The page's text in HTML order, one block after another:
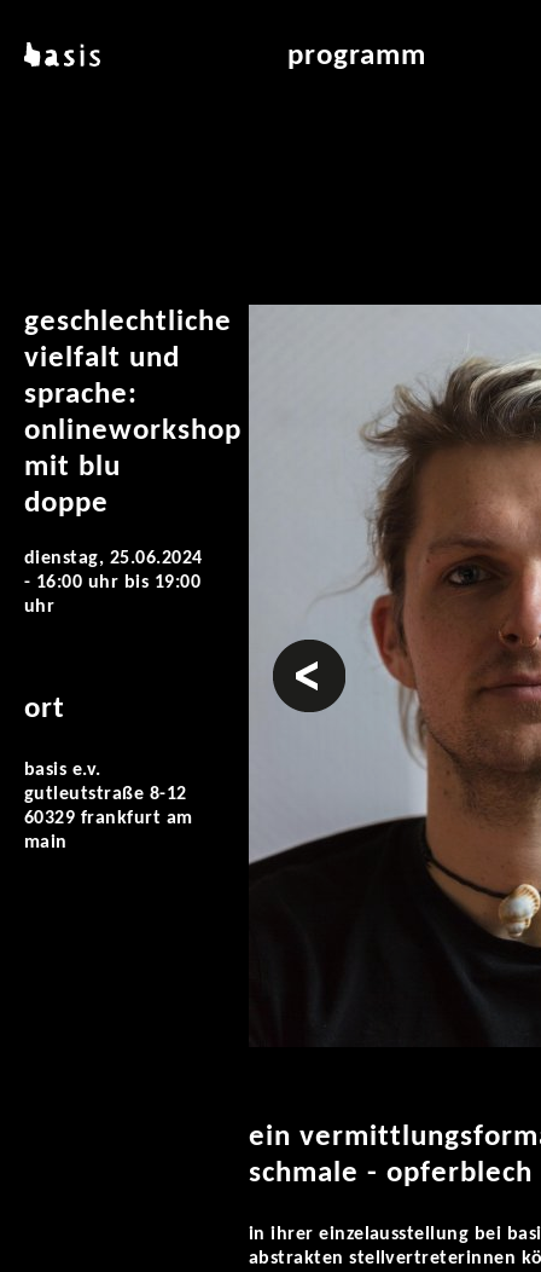
basis programm
geschlechtliche
vielfalt und
sprache:
onlineworkshop
mit blu
doppe
dienstag, 25.06.2024
- 16:00 uhr bis 19:00
uhr
ort
basis e.v.
gutleutstraße 8-12
60329 frankfurt am
main
vorheriges
ein
schmale - opferblech
in ihrer einzelausstellung bei
abstrakten stellvertreterinnen